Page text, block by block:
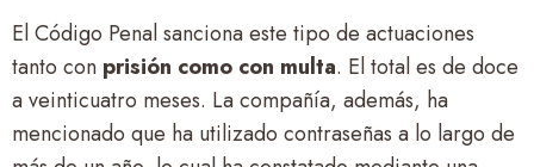
El Código Penal sanciona este tipo de actuaciones
tanto con prisión como con multa. El total es de doce
a veinticuatro meses. La compañía, además, ha
mencionado que ha utilizado contraseñas a lo largo de